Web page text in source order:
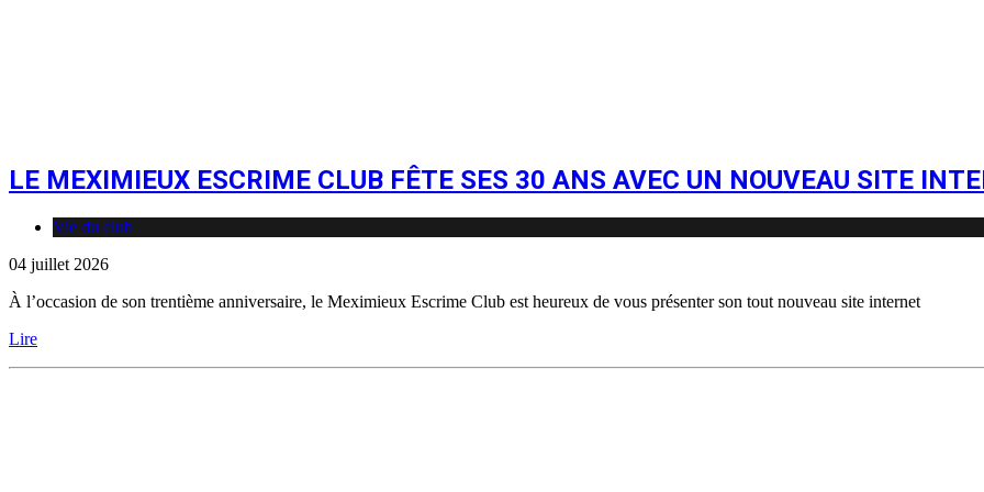
LE MEXIMIEUX ESCRIME CLUB FÊTE SES 30 ANS AVEC UN NOUVEAU SITE
Vie du club
04 juillet 2026
À l’occasion de son trentième anniversaire, le Meximieux Escrime Club est heureux de vous présenter son tout nouveau site internet
Lire